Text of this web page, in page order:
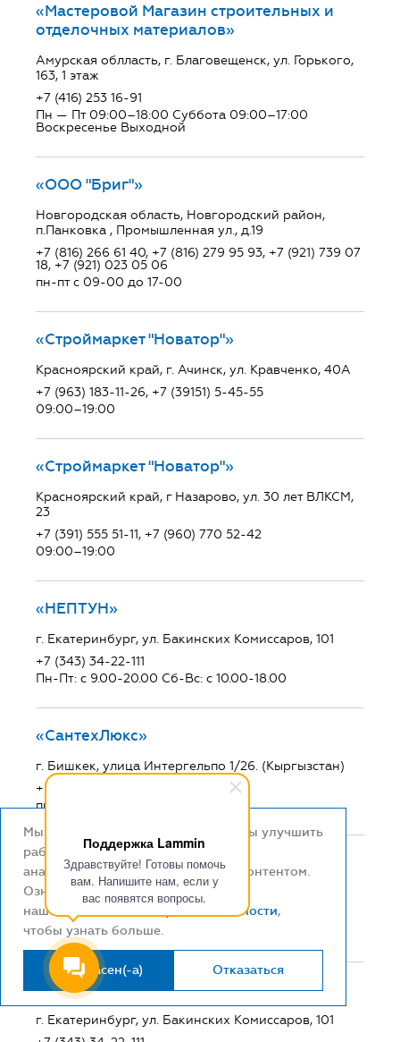
Поддержка Lammin
Здравствуйте! Готовы помочь
вам. Напишите нам, если у
вас появятся вопросы.
Мы используем файлы cookie, чтобы улучшить
работу сайта и
анализировать взаимодействие с контентом.
Ознакомьтесь с
нашей политикой конфиденциальности,
чтобы узнать больше.
Я согласен(-а) Отказаться
«Мастеровой Магазин строительных и
отделочных материалов»
Амурская облласть, г. Благовещенск, ул. Горького,
163, 1 этаж
+7 (416) 253 16-91
Пн — Пт 09:00–18:00 Суббота 09:00–17:00
Воскресенье Выходной
«ООО "Бриг"»
Новгородская область, Новгородский район,
п.Панковка , Промышленная ул., д.19
+7 (816) 266 61 40, +7 (816) 279 95 93, +7 (921) 739 07
18, +7 (921) 023 05 06
пн-пт с 09-00 до 17-00
«Строймаркет "Новатор"»
Красноярский край, г. Ачинск, ул. Кравченко, 40А
+7 (963) 183-11-26, +7 (39151) 5-45-55
09:00–19:00
«Строймаркет "Новатор"»
Красноярский край, г Назарово, ул. 30 лет ВЛКСМ,
23
+7 (391) 555 51-11, +7 (960) 770 52-42
09:00–19:00
«НЕПТУН»
г. Екатеринбург, ул. Бакинских Комиссаров, 101
+7 (343) 34-22-111
Пн-Пт: с 9.00-20.00 Сб-Вс: с 10.00-18.00
«СантехЛюкс»
г. Бишкек, улица Интергельпо 1/26. (Кыргызстан)
+996-500-65-20-00
пн-сб 9:00-18:00
«ООО "Steelrex Georgia"»
Zugdidi, Cotne Dadiani 47 Tbilisi, Tseretli 140
+995-598-98-07-70
пн-сб 9:00-18:00
«НЕПТУН»
г. Екатеринбург, ул. Бакинских Комиссаров, 101